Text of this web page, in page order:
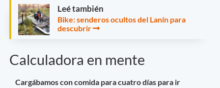
Leé también
Bike: senderos ocultos del Lanín para
descubrir
Calculadora en mente
Cargábamos con comida para cuatro días para ir